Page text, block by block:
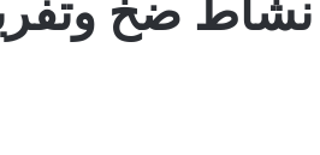
نشاط ضخ